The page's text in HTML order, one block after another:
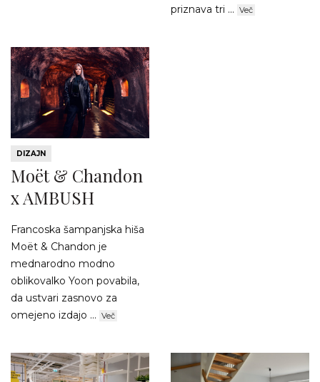
priznava tri ... Več
DIZAJN
Moët & Chandon
x AMBUSH
Francoska šampanjska hiša
Moët & Chandon je
mednarodno modno
oblikovalko Yoon povabila,
da ustvari zasnovo za
omejeno izdajo ... Več